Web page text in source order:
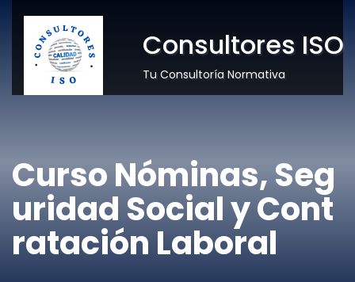
Consultores ISO
Tu Consultoría Normativa
Curso Nóminas, Seg
uridad Social y Cont
ratación Laboral